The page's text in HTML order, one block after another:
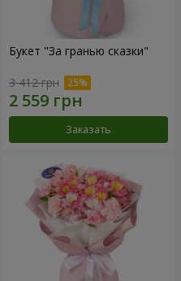
Букет "За гранью сказки"
3 412 грн
Заказать